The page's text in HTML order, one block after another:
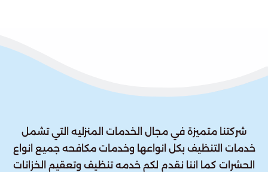
شركتنا متميزة في مجال الخدمات المنزليه التي تشمل
خدمات التنظيف بكل انواعها وخدمات مكافحه جميع انواع
الحشرات كما اننا نقدم لكم خدمه تنظيف وتعقيم الخزانات